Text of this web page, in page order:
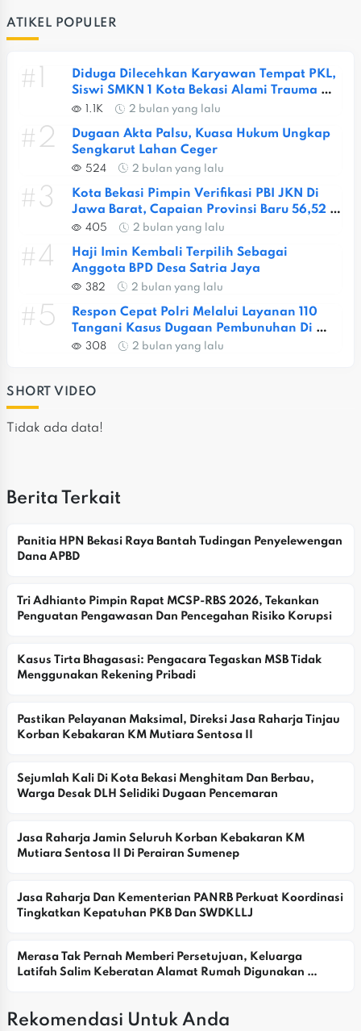
ATIKEL POPULER
#1
Diduga Dilecehkan Karyawan Tempat PKL,
Siswi SMKN 1 Kota Bekasi Alami Trauma
Berat
1.1K 2 bulan yang lalu
#2
Dugaan Akta Palsu, Kuasa Hukum Ungkap
Sengkarut Lahan Ceger
524 2 bulan yang lalu
#3
Kota Bekasi Pimpin Verifikasi PBI JKN Di
Jawa Barat, Capaian Provinsi Baru 56,52
Persen
405 2 bulan yang lalu
#4
Haji Imin Kembali Terpilih Sebagai
Anggota BPD Desa Satria Jaya
382 2 bulan yang lalu
#5
Respon Cepat Polri Melalui Layanan 110
Tangani Kasus Dugaan Pembunuhan Di
Jatiasih
308 2 bulan yang lalu
SHORT VIDEO
Tidak ada data!
Berita Terkait
Panitia HPN Bekasi Raya Bantah Tudingan Penyelewengan
Dana APBD
Tri Adhianto Pimpin Rapat MCSP-RBS 2026, Tekankan
Penguatan Pengawasan Dan Pencegahan Risiko Korupsi
Kasus Tirta Bhagasasi: Pengacara Tegaskan MSB Tidak
Menggunakan Rekening Pribadi
Pastikan Pelayanan Maksimal, Direksi Jasa Raharja Tinjau
Korban Kebakaran KM Mutiara Sentosa II
Sejumlah Kali Di Kota Bekasi Menghitam Dan Berbau,
Warga Desak DLH Selidiki Dugaan Pencemaran
Jasa Raharja Jamin Seluruh Korban Kebakaran KM
Mutiara Sentosa II Di Perairan Sumenep
Jasa Raharja Dan Kementerian PANRB Perkuat Koordinasi
Tingkatkan Kepatuhan PKB Dan SWDKLLJ
Merasa Tak Pernah Memberi Persetujuan, Keluarga
Latifah Salim Keberatan Alamat Rumah Digunakan
Rekomendasi Untuk Anda